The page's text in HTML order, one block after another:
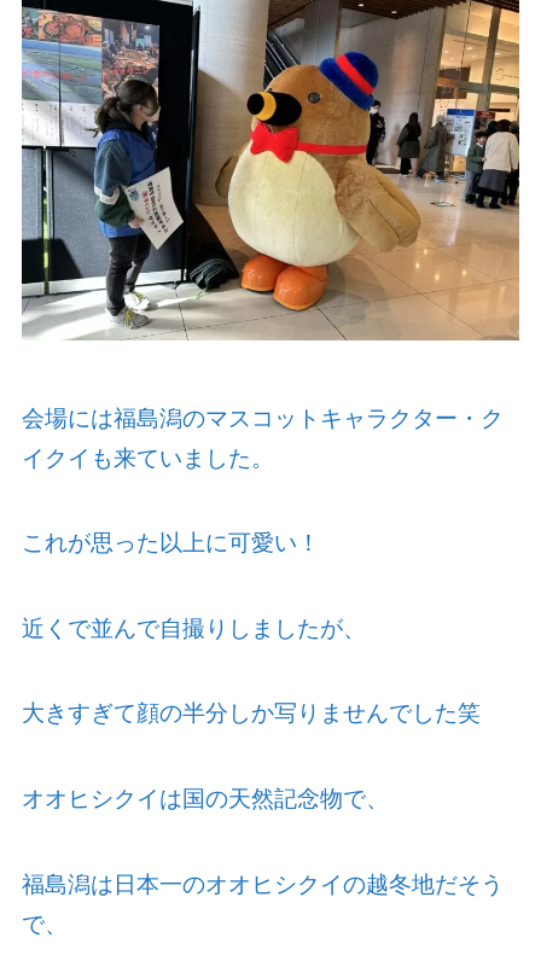
会場には福島潟のマスコットキャラクター・ク
イクイも来ていました。
これが思った以上に可愛い！
近くで並んで自撮りしましたが、
大きすぎて顔の半分しか写りませんでした笑
オオヒシクイは国の天然記念物で、
福島潟は日本一のオオヒシクイの越冬地だそう
で、